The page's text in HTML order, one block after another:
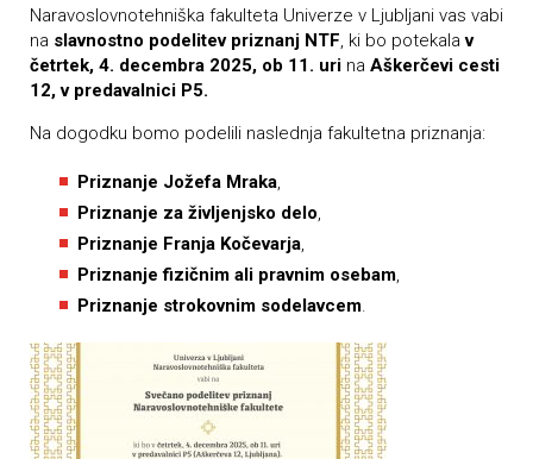
Naravoslovnotehniška fakulteta Univerze v Ljubljani vas vabi
na slavnostno podelitev priznanj NTF, ki bo potekalav
četrtek, 4. decembra 2025, ob 11. uri na Aškerčevi cesti
12, v predavalnici P5.
Na dogodku bomo podelili naslednja fakultetna priznanja:
Priznanje Jožefa Mraka,
Priznanje za življenjsko delo,
Priznanje Franja Kočevarja,
Priznanje fizičnim ali pravnim osebam,
Priznanje strokovnim sodelavcem.